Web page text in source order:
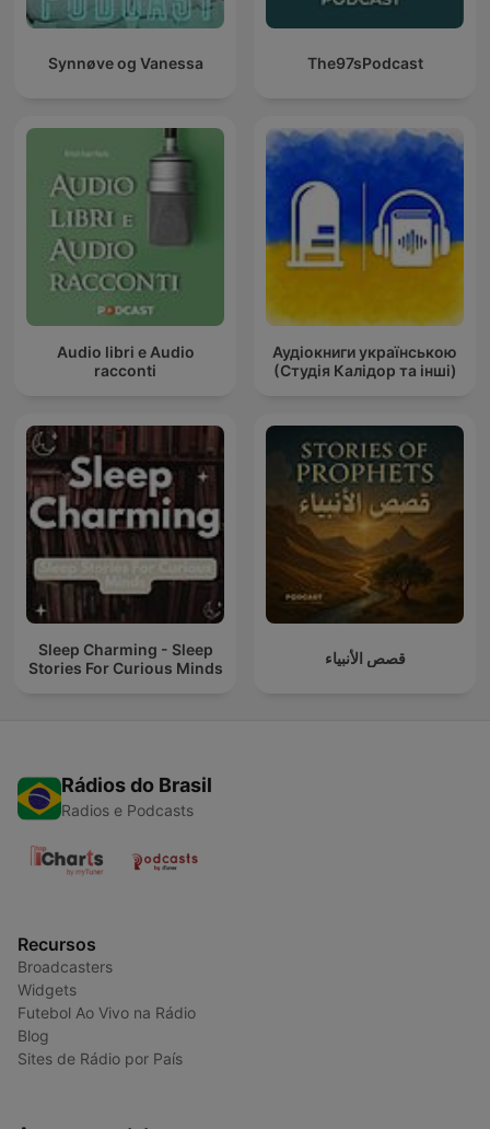
Synnøve og Vanessa The97sPodcast
Audio libri e Audio
racconti
Аудіокниги українською
(Студія Калідор та інші)
Sleep Charming - Sleep
Stories For Curious Minds
قصص الأنبياء
Rádios do Brasil
Radios e Podcasts
Recursos
Broadcasters
Widgets
Futebol Ao Vivo na Rádio
Blog
Sites de Rádio por País